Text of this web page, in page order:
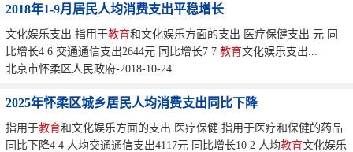
2018年1-9月居民人均消费支出平稳增长
文化娱乐支出 指用于教育和文化娱乐方面的支出 医疗保健支出 元 同
比增长4 6 交通通信支出2644元 同比增长7 7 教育文化娱乐支出...
北京市怀柔区人民政府-2018-10-24
2025年怀柔区城乡居民人均消费支出同比下降
指用于教育和文化娱乐方面的支出 医疗保健 指用于医疗和保健的药品
同比下降4 4 人均交通通信支出4117元 同比增长10 2 人均教育文化娱乐